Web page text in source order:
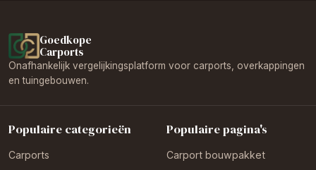
Goedkope
Carports
Onafhankelijk vergelijkingsplatform voor carports, overkappingen
en tuingebouwen.
Populaire categorieën
Carports
Populaire pagina's
Carport bouwpakket